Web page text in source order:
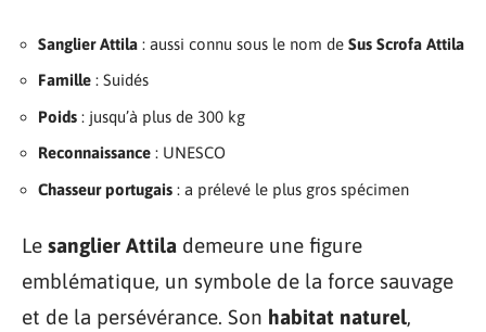
Sanglier Attila : aussi connu sous le nom de Sus Scrofa Attila
Famille : Suidés
Poids : jusqu’à plus de 300 kg
Reconnaissance : UNESCO
Chasseur portugais : a prélevé le plus gros spécimen
Le sanglier Attila demeure une figure
emblématique, un symbole de la force sauvage
et de la persévérance. Son habitat naturel,